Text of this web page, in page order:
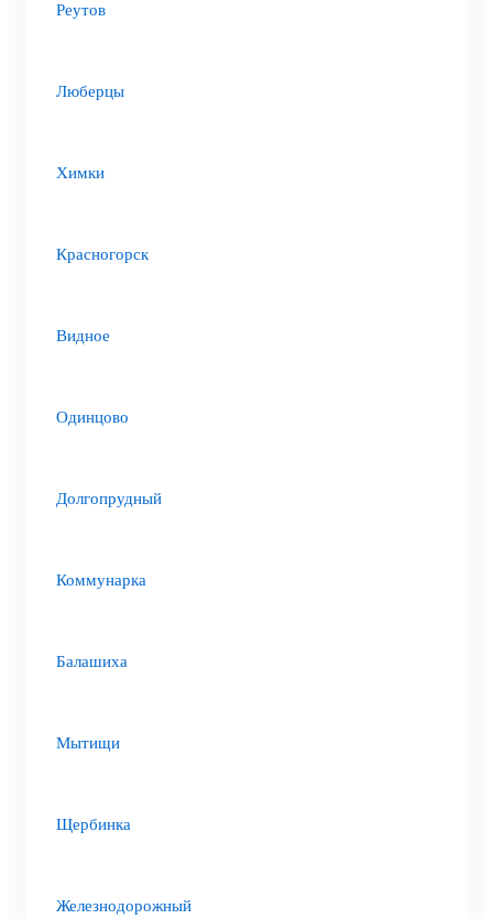
Реутов
Люберцы
Химки
Красногорск
Видное
Одинцово
Долгопрудный
Коммунарка
Балашиха
Мытищи
Щербинка
Железнодорожный